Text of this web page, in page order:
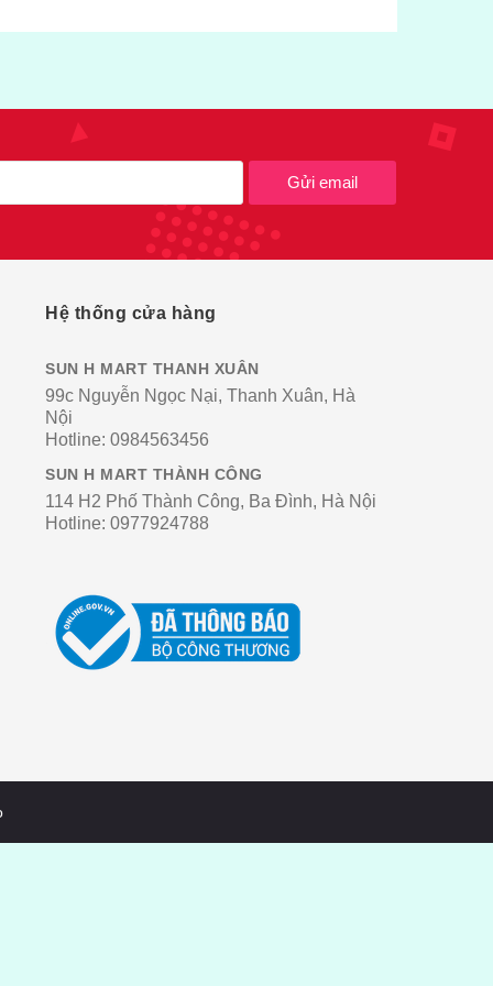
Gửi email
Hệ thống cửa hàng
SUN H MART THANH XUÂN
99c Nguyễn Ngọc Nại, Thanh Xuân, Hà
Nội
Hotline: 0984563456
SUN H MART THÀNH CÔNG
114 H2 Phố Thành Công, Ba Đình, Hà Nội
Hotline: 0977924788